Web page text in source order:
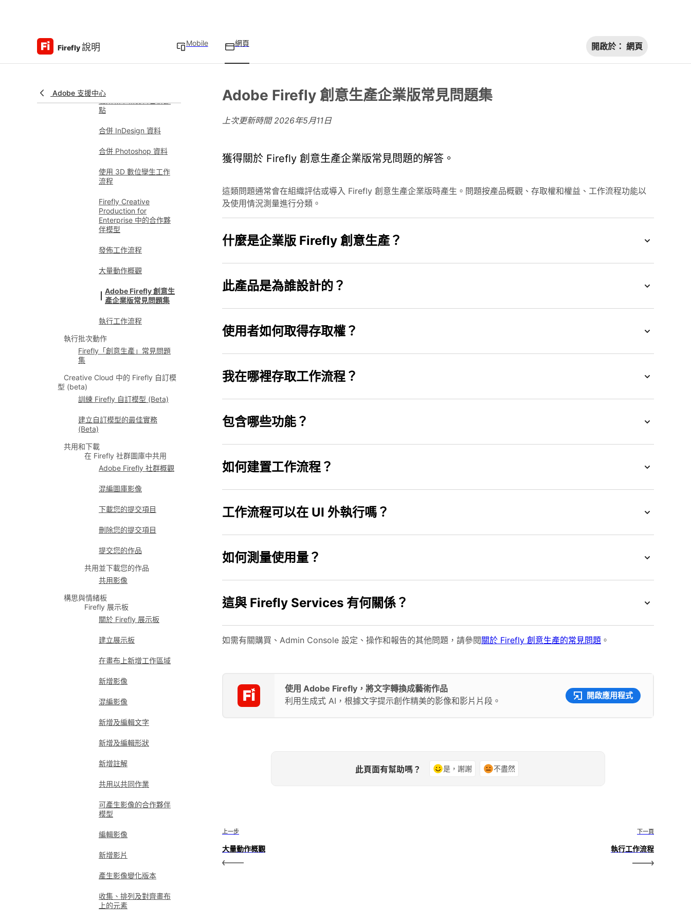
Firefly說明 Mobile 網頁 開啟於： 網頁
Adobe 支援中心
使用輸入和輸出節點
使用範本和資料合併節
點
合併 InDesign 資料
合併 Photoshop 資料
使用 3D 數位孿生工作
流程
Firefly Creative
Production for
Enterprise 中的合作夥
伴模型
發佈工作流程
大量動作概觀
Adobe Firefly 創意生
產企業版常見問題集
執行工作流程
執行批次動作
Firefly「創意生產」常見問題
集
Creative Cloud 中的 Firefly 自訂模
型 (beta)
訓練 Firefly 自訂模型 (Beta)
建立自訂模型的最佳實務
(Beta)
共用和下載
在 Firefly 社群圖庫中共用
Adobe Firefly 社群概觀
混編圖庫影像
下載您的提交項目
刪除您的提交項目
提交您的作品
共用並下載您的作品
共用影像
構思與情緒板
Firefly 展示板
關於 Firefly 展示板
建立展示板
在畫布上新增工作區域
新增影像
混編影像
新增及編輯文字
新增及編輯形狀
新增註解
共用以共同作業
可產生影像的合作夥伴
模型
編輯影像
新增影片
產生影像變化版本
收集、排列及對齊畫布
上的元素
Adobe Firefly 創意生產企業版常見問題集
上次更新時間2026年5月11日
獲得關於 Firefly 創意生產企業版常見問題的解答。
這類問題通常會在組織評估或導入 Firefly 創意生產企業版時產生。問題按產品概觀、存取權和權益、工作流程功能以
及使用情況測量進行分類。
什麼是企業版 Firefly 創意生產？
此產品是為誰設計的？
使用者如何取得存取權？
我在哪裡存取工作流程？
包含哪些功能？
如何建置工作流程？
工作流程可以在 UI 外執行嗎？
如何測量使用量？
這與 Firefly Services 有何關係？
如需有關購買、Admin Console 設定、操作和報告的其他問題，請參閱 關於 Firefly 創意生產的常見問題 。
使用 Adobe Firefly，將文字轉換成藝術作品
利用生成式 AI，根據文字提示創作精美的影像和影片片段。
開啟應用程式
此頁面有幫助嗎？ 是，謝謝 不盡然
上一步
大量動作概觀
下一頁
執行工作流程